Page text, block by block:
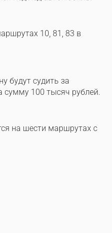
10, 81, 83 в
будут судить за
сумму 100 тысяч рублей.
на шести маршрутах с